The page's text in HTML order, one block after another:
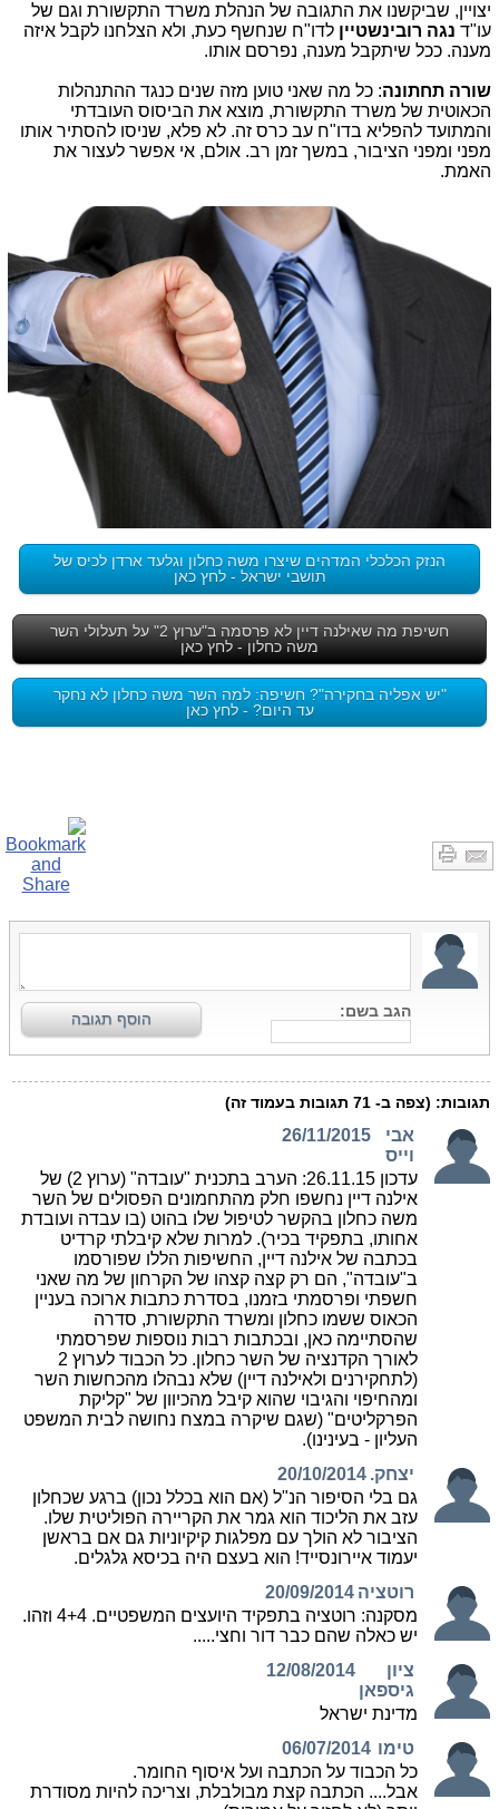
יצויין, שביקשנו את התגובה של הנהלת משרד התקשורת וגם של
עו"ד נגה רובינשטיין לדו"ח שנחשף כעת, ולא הצלחנו לקבל איזה
מענה. ככל שיתקבל מענה, נפרסם אותו.
שורה תחתונה: כל מה שאני טוען מזה שנים כנגד ההתנהלות
הכאוטית של משרד התקשורת, מוצא את הביסוס העובדתי
והמתועד להפליא בדו"ח עב כרס זה. לא פלא, שניסו להסתיר אותו
מפני ומפני הציבור, במשך זמן רב. אולם, אי אפשר לעצור את
האמת.
הנזק הכלכלי המדהים שיצרו משה כחלון וגלעד ארדן לכיס של
תושבי ישראל - לחץ כאן
חשיפת מה שאילנה דיין לא פרסמה ב"ערוץ 2" על תעלולי השר
משה כחלון - לחץ כאן
"יש אפליה בחקירה"? חשיפה: למה השר משה כחלון לא נחקר
עד היום? - לחץ כאן